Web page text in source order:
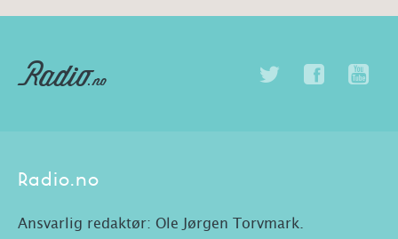
Radio.no
Ansvarlig redaktør: Ole Jørgen Torvmark.